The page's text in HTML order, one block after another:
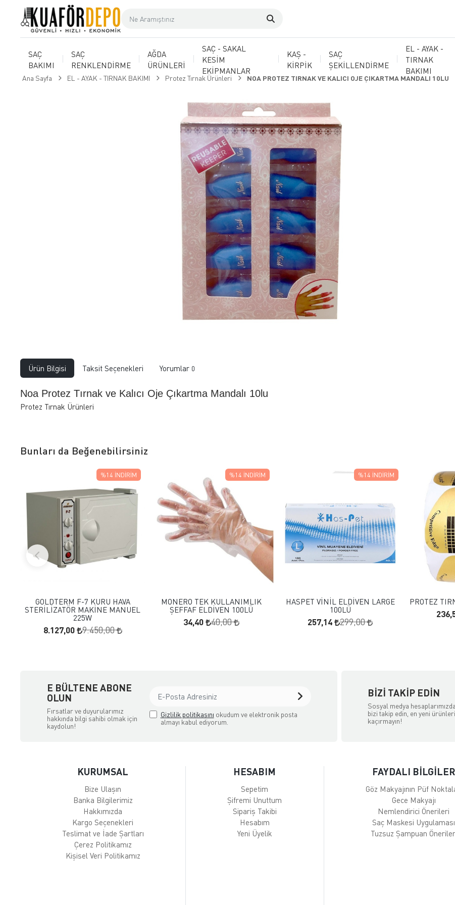
SAÇ
BAKIMI
SAÇ
RENKLENDİRME
AĞDA
ÜRÜNLERİ
SAÇ - SAKAL
KESİM
EKİPMANLAR
KAŞ -
KİRPİK
SAÇ
ŞEKİLLENDİRME
EL - AYAK -
TIRNAK
BAKIMI
Ana Sayfa EL - AYAK - TIRNAK BAKIMI Protez Tırnak Ürünleri NOA PROTEZ TIRNAK VE KALICI OJE ÇIKARTMA MANDALI 10LU
Ürün Bilgisi Taksit Seçenekleri Yorumlar 0
Noa Protez Tırnak ve Kalıcı Oje Çıkartma Mandalı 10lu
Protez Tırnak Ürünleri
Bunları da Beğenebilirsiniz
FAVORILERE EKLE
GOLDTERM F-7 KURU HAVA
STERİLİZATÖR MAKİNE MANUEL
225W
8.127,00 9.450,00
%14 İNDIRIM
FAVORILERE EKLE
MONERO TEK KULLANIMLIK
ŞEFFAF ELDİVEN 100LÜ
34,40 40,00
%14 İNDIRIM
FAVORILERE EKLE
HASPET VİNİL ELDİVEN LARGE
100LÜ
257,14 299,00
%14 İNDIRIM
PROTEZ
E BÜLTENE ABONE
OLUN
Fırsatlar ve duyurularımız
hakkında bilgi sahibi olmak için
kaydolun!
Gizlilik politikasını okudum ve elektronik posta
almayı kabul ediyorum.
BIZI TAKIP EDIN
Sosyal medya
bizi takip edin, en yeni
kaçırmayın!
KURUMSAL
Bize Ulaşın
Banka Bilgilerimiz
Hakkımızda
Kargo Seçenekleri
Teslimat ve İade Şartları
Çerez Politikamız
Kişisel Veri Politikamız
HESABIM
Sepetim
Şifremi Unuttum
Sipariş Takibi
Hesabım
Yeni Üyelik
FAYDALI BİLGİLER
Göz Makyajının Püf
Gece Makyajı
Nemlendirici Önerileri
Saç Maskesi Uygulaması
Tuzsuz Şampuan